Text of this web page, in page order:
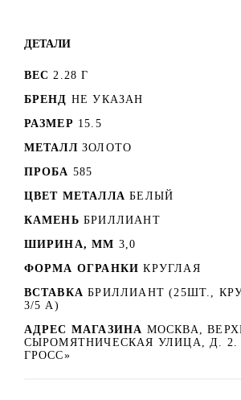
ДЕТАЛИ
ВЕС 2.28 Г
БРЕНД НЕ УКАЗАН
РАЗМЕР 15.5
МЕТАЛЛ ЗОЛОТО
ПРОБА 585
ЦВЕТ МЕТАЛЛА БЕЛЫЙ
КАМЕНЬ БРИЛЛИАНТ
ШИРИНА, ММ 3,0
ФОРМА ОГРАНКИ КРУГЛАЯ
ВСТАВКА БРИЛЛИАНТ (25ШТ.,
3/5 А)
АДРЕС МАГАЗИНА МОСКВА,
СЫРОМЯТНИЧЕСКАЯ УЛИЦА, Д. 2.
ГРОСС»